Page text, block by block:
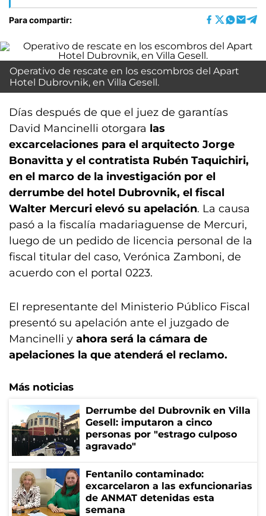
Para compartir:
Operativo de rescate en los escombros del Apart
Hotel Dubrovnik, en Villa Gesell.
Días después de que el juez de garantías
David Mancinelli otorgara las
excarcelaciones para el arquitecto Jorge
Bonavitta y el contratista Rubén Taquichiri,
en el marco de la investigación por el
derrumbe del hotel Dubrovnik, el fiscal
Walter Mercuri elevó su apelación. La causa
pasó a la fiscalía madariaguense de Mercuri,
luego de un pedido de licencia personal de la
fiscal titular del caso, Verónica Zamboni, de
acuerdo con el portal 0223.
El representante del Ministerio Público Fiscal
presentó su apelación ante el juzgado de
Mancinelli y ahora será la cámara de
apelaciones la que atenderá el reclamo.
Más noticias
Derrumbe del Dubrovnik en Villa
Gesell: imputaron a cinco
personas por "estrago culposo
agravado"
Fentanilo contaminado:
excarcelaron a las exfuncionarias
de ANMAT detenidas esta
semana